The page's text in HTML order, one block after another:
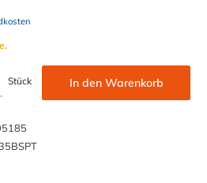
Wert ein oder benutze die Schaltflächen um die Anzahl
Stück In den Warenkorb